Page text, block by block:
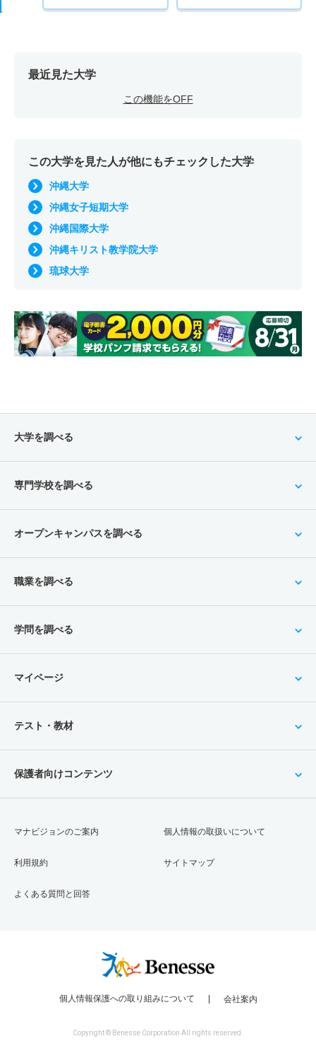
最近見た大学
この機能をOFF
この大学を見た人が他にもチェックした大学
沖縄大学
沖縄女子短期大学
沖縄国際大学
沖縄キリスト教学院大学
琉球大学
大学を調べる
専門学校を調べる
オープンキャンパスを調べる
職業を調べる
学問を調べる
マイページ
テスト・教材
保護者向けコンテンツ
マナビジョンのご案内
利用規約
よくある質問と回答
個人情報の取扱いについて
サイトマップ
個人情報保護への取り組みについて 会社案内
Copyright © Benesse Corporation All rights reserved.